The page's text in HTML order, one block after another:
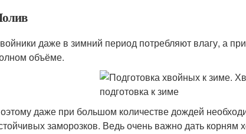
даже в зимний период потребляют влагу, а
объёме.
даже при большом количестве дождей
заморозков. Ведь очень важно дать